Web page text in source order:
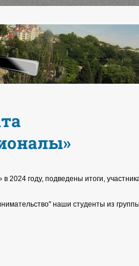
2024 году, подведены итоги,
наши студенты из